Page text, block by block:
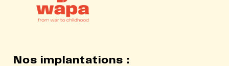
Nos implantations :